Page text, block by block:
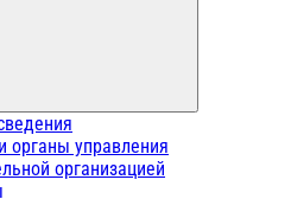
органы управления
организацией